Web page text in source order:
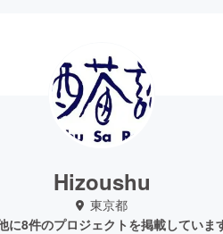
Hizoushu
東京都
に8件のプロジェクトを掲載していま